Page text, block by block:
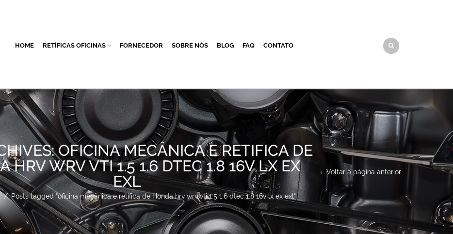
HOME RETÍFICAS OFICINAS FORNECEDOR SOBRE NÓS BLOG FAQ CONTATO
OFICINA MECÂNICA E RETIFICA DE
HRV WRV VTI 1.5 1.6 DTEC 1.8 16V LX EX
EXL
/ Posts tagged "oficina mecânica e retifica de Honda hrv wrv vti 1.5 1.6 dtec 1.8 16v lx ex exl"
Voltar à página anterior